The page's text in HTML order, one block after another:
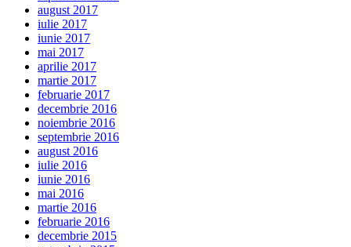
august 2017
iulie 2017
iunie 2017
mai 2017
aprilie 2017
martie 2017
februarie 2017
decembrie 2016
noiembrie 2016
septembrie 2016
august 2016
iulie 2016
iunie 2016
mai 2016
martie 2016
februarie 2016
decembrie 2015